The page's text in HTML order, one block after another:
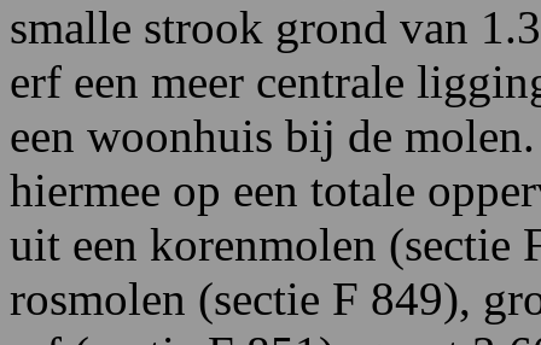
smalle strook grond van
erf een meer centrale
een woonhuis bij de
hiermee op een totale
uit een korenmolen (sectie
rosmolen (sectie F 849),